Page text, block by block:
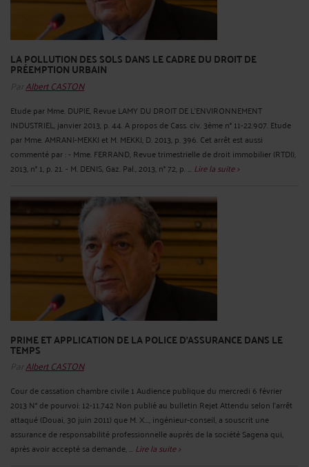
LA POLLUTION DES SOLS DANS LE CADRE DU DROIT DE
PRÉEMPTION URBAIN
ParAlbert CASTON
Etude par Mme. DUPIE, Revue LAMY DU DROIT DE L'ENVIRONNEMENT
INDUSTRIEL, janvier 2013, p. 44. A propos de Cass. civ. 3ème n° 11-22.907. Etude
par Mme. AMRANI-MEKKI et M. MEKKI, D. 2013, p. 396. Cet arrêt est aussi
commenté par : - Mme. FERRAND, Revue trimestrielle de droit immobilier (RTDI),
2013, n° 1, p. 21. - M. DENIS, Gaz. Pal., 2013, n° 72, p. ... Lire la suite >
PRIME ET APPLICATION DE LA POLICE D'ASSURANCE DANS LE
TEMPS
ParAlbert CASTON
Cour de cassation chambre civile 1 Audience publique du mercredi 6 février
2013 N° de pourvoi: 12-11.742 Non publié au bulletin Rejet Attendu selon l'arrêt
attaqué (Douai, 30 juin 2011) que M. X..., ingénieur-conseil, a souscrit une
assurance de responsabilité professionnelle auprès de la société Sagena qui,
après avoir accepté sa demande, ... Lire la suite >